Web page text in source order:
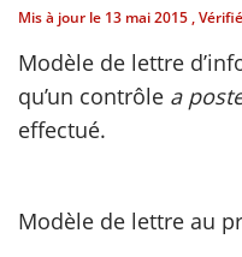
publique
Mis à jour le 13 mai 2015 ,
Modèle de lettre
qu’un contrôle a
effectué.
Modèle de lettre au